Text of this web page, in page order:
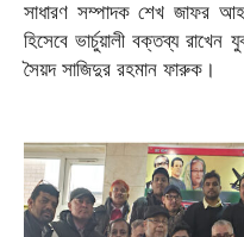
সাধারণ সম্পাদক শেখ জাফর
হিসেবে ভার্চুয়ালী বক্তব্য
সৈয়দ সাজিদুর রহমান ফারুক।